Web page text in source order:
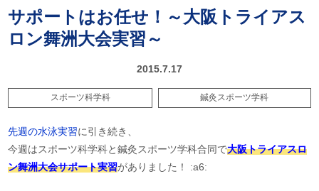
サポートはお任せ！～大阪トライアス
ロン舞洲大会実習～
2015.7.17
スポーツ科学科 鍼灸スポーツ学科
先週の水泳実習に引き続き、
今週はスポーツ科学科と鍼灸スポーツ学科合同で大阪トライアスロ
ン舞洲大会サポート実習がありました！ :a6: